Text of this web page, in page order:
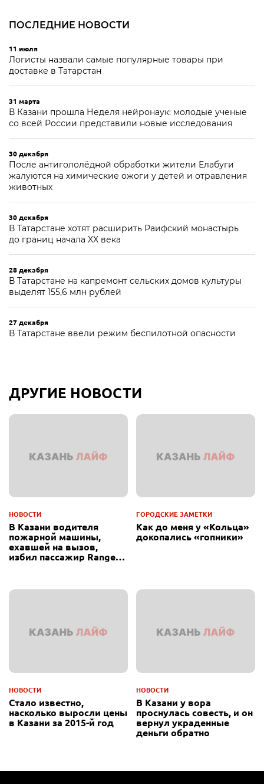
ПОСЛЕДНИЕ НОВОСТИ
11 июля
Логисты назвали самые популярные товары при
доставке в Татарстан
31 марта
В Казани прошла Неделя нейронаук: молодые ученые
со всей России представили новые исследования
30 декабря
После антигололёдной обработки жители Елабуги
жалуются на химические ожоги у детей и отравления
животных
30 декабря
В Татарстане хотят расширить Раифский монастырь
до границ начала XX века
28 декабря
В Татарстане на капремонт сельских домов культуры
выделят 155,6 млн рублей
27 декабря
В Татарстане ввели режим беспилотной опасности
ДРУГИЕ НОВОСТИ
НОВОСТИ
В Казани водителя
пожарной машины,
ехавшей на вызов,
избил пассажир Range
ГОРОДСКИЕ ЗАМЕТКИ
Как до меня у «Кольца»
докопались «гопники»
НОВОСТИ
Стало известно,
насколько выросли цены
в Казани за 2015-й год
НОВОСТИ
В Казани у вора
проснулась совесть, и он
вернул украденные
деньги обратно